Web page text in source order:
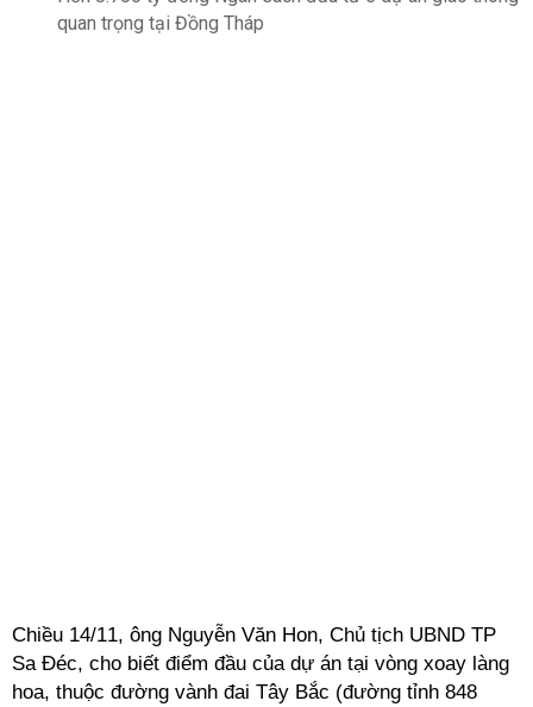
quan trọng tại Đồng Tháp
Chiều 14/11, ông Nguyễn Văn Hon, Chủ tịch UBND TP
Sa Đéc, cho biết điểm đầu của dự án tại vòng xoay làng
hoa, thuộc đường vành đai Tây Bắc (đường tỉnh 848